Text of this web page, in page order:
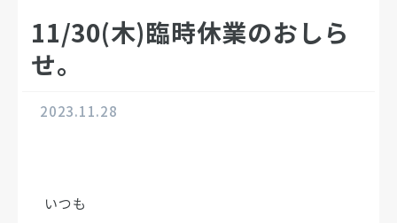
11/30(木)臨時休業のおしら
せ。
2023.11.28
いつも